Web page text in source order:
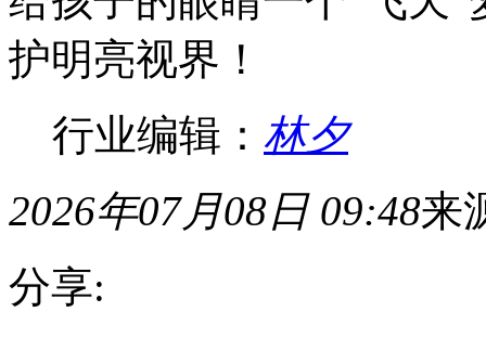
护明亮视界！
行业编辑： 林夕
2026年07月08日 09:48来
分享: